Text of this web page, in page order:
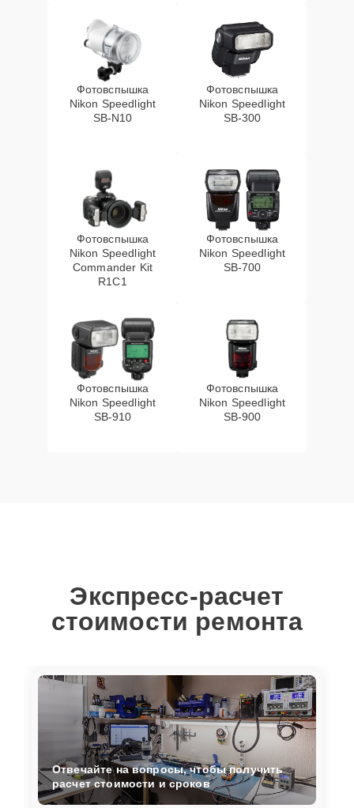
Фотовспышка
Nikon Speedlight
SB-N10
Фотовспышка
Nikon Speedlight
SB-300
Фотовспышка
Nikon Speedlight
Commander Kit
R1C1
Фотовспышка
Nikon Speedlight
SB-700
Фотовспышка
Nikon Speedlight
SB-910
Фотовспышка
Nikon Speedlight
SB-900
Экспресс-расчет
стоимости ремонта
Отвечайте на вопросы, чтобы получить
расчет стоимости и сроков